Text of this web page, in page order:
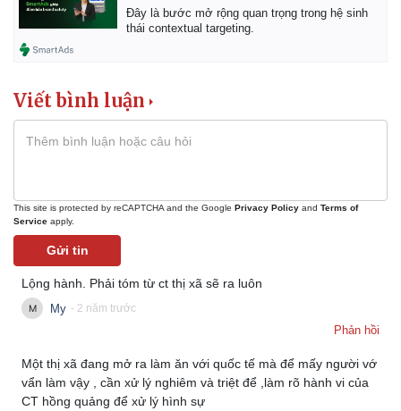
Thông tin doanh nghiệp
Doanh nhân
Đây là bước mở rộng quan trọng trong hệ sinh
thái contextual targeting.
Viết bình luận
This site is protected by reCAPTCHA and the Google Privacy Policy and Terms of
Service apply.
Gửi tin
Lộng hành. Phải tóm từ ct thị xã sẽ ra luôn
My - 2 năm trước
Phản hồi
Một thị xã đang mở ra làm ăn với quốc tế mà để mấy người vớ
vẩn làm vậy , cần xử lý nghiêm và triệt để ,làm rõ hành vi của
CT hồng quảng để xử lý hình sự